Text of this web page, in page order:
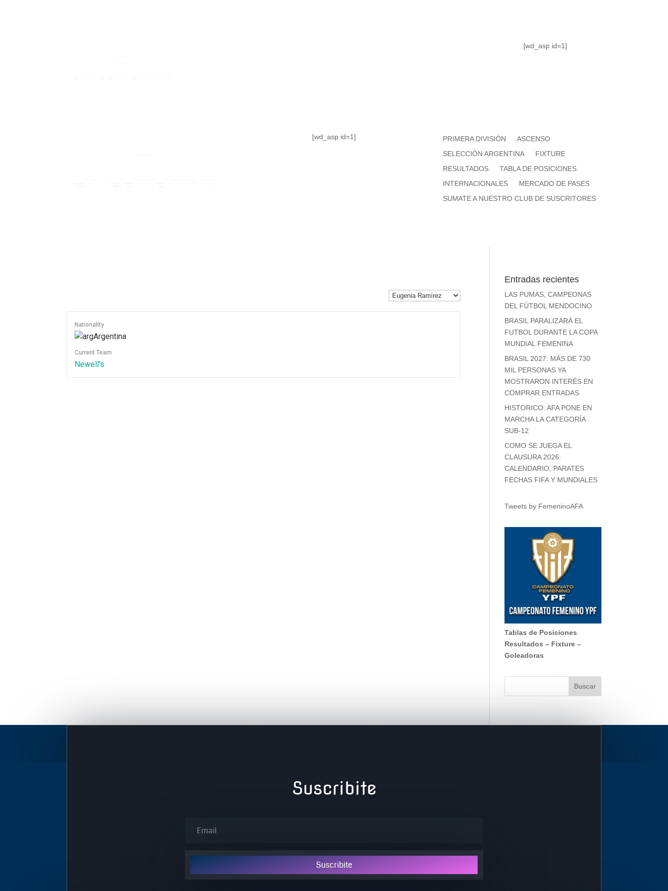
[wd_asp id=1]
[wd_asp id=1] PRIMERA DIVISIÓN
ASCENSO
SELECCIÓN ARGENTINA
FIXTURE
RESULTADOS
TABLA DE POSICIONES
INTERNACIONALES
MERCADO DE PASES
SUMATE A NUESTRO CLUB DE SUSCRITORES
Nationality
Argentina
Current Team
Newell's
Entradas recientes
LAS PUMAS, CAMPEONAS
DEL FÚTBOL MENDOCINO
BRASIL PARALIZARÁ EL
FUTBOL DURANTE LA COPA
MUNDIAL FEMENINA
BRASIL 2027: MÁS DE 730
MIL PERSONAS YA
MOSTRARON INTERÉS EN
COMPRAR ENTRADAS
HISTORICO: AFA PONE EN
MARCHA LA CATEGORÍA
SUB-12
COMO SE JUEGA EL
CLAUSURA 2026:
CALENDARIO, PARATES
FECHAS FIFA Y MUNDIALES
Tweets by FemeninoAFA
Tablas de Posiciones
Resultados – Fixture –
Goleadoras
Suscribite
Suscribite